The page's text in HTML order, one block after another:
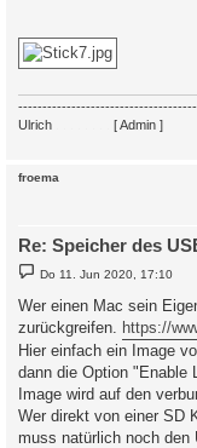
Ulrich
[ Admin ]
froema
Re: Speicher des
B
e
t
r
g
Do 11. Jun 2020, 17:10
Wer einen Mac sein
zurückgreifen.
https://
Hier einfach ein Image
dann die Option "Enable
Image wird auf den
Wer direkt von einer SD
muss natürlich noch